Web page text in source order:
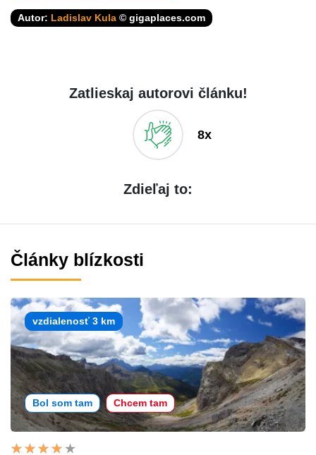
Autor: Ladislav Kula © gigaplaces.com
Zatlieskaj autorovi článku!
8x
Zdieľaj to:
Články blízkosti
vzdialenosť 3 km
Bol som tam Chcem tam